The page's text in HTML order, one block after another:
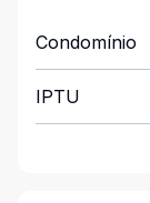
Condomínio
IPTU